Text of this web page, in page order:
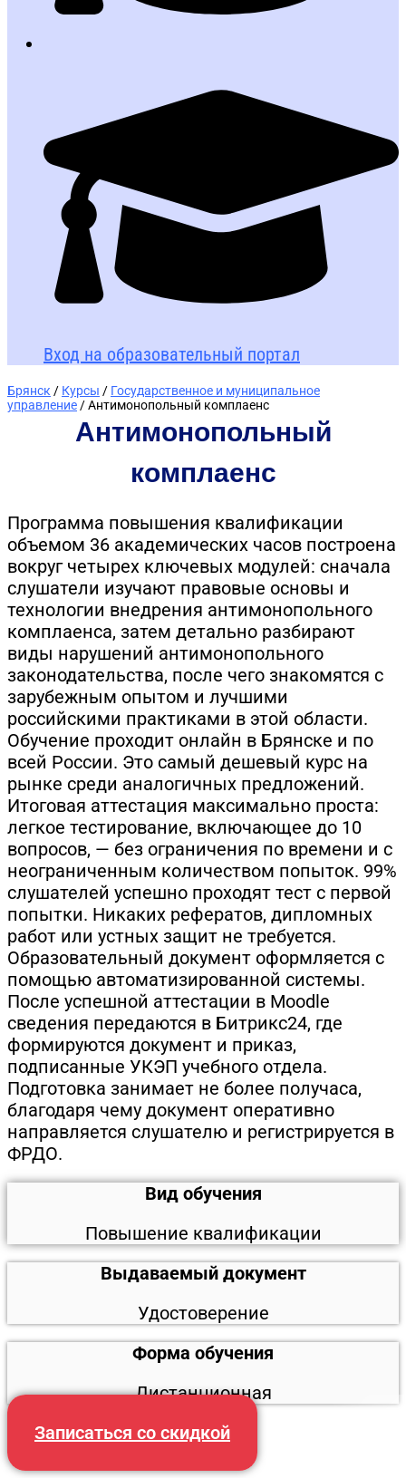
Вход на образовательный портал
Брянск / Курсы / Государственное и муниципальное
управление / Антимонопольный комплаенс
Антимонопольный
комплаенс
Программа повышения квалификации
объемом 36 академических часов построена
вокруг четырех ключевых модулей: сначала
слушатели изучают правовые основы и
технологии внедрения антимонопольного
комплаенса, затем детально разбирают
виды нарушений антимонопольного
законодательства, после чего знакомятся с
зарубежным опытом и лучшими
российскими практиками в этой области.
Обучение проходит онлайн в Брянске и по
всей России. Это самый дешевый курс на
рынке среди аналогичных предложений.
Итоговая аттестация максимально проста:
легкое тестирование, включающее до 10
вопросов, — без ограничения по времени и с
неограниченным количеством попыток. 99%
слушателей успешно проходят тест с первой
попытки. Никаких рефератов, дипломных
работ или устных защит не требуется.
Образовательный документ оформляется с
помощью автоматизированной системы.
После успешной аттестации в Moodle
сведения передаются в Битрикс24, где
формируются документ и приказ,
подписанные УКЭП учебного отдела.
Подготовка занимает не более получаса,
благодаря чему документ оперативно
направляется слушателю и регистрируется в
ФРДО.
Вид обучения
Повышение квалификации
Выдаваемый документ
Удостоверение
Форма обучения
Дистанционная
Записаться со скидкой